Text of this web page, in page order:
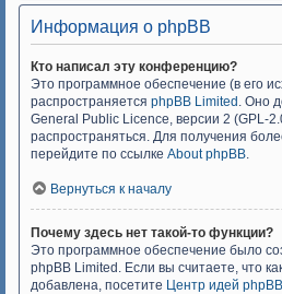
Информация о phpBB
Кто написал эту конференцию?
Это программное обеспечение (в его
распространяется phpBB Limited . Оно
General Public Licence, версии 2 (GPL-
распространяться. Для получения
перейдите по ссылке About phpBB.
Вернуться к началу
Почему здесь нет такой-то функции?
Это программное обеспечение было
phpBB Limited. Если вы считаете, что
добавлена, посетите Центр идей phpBB